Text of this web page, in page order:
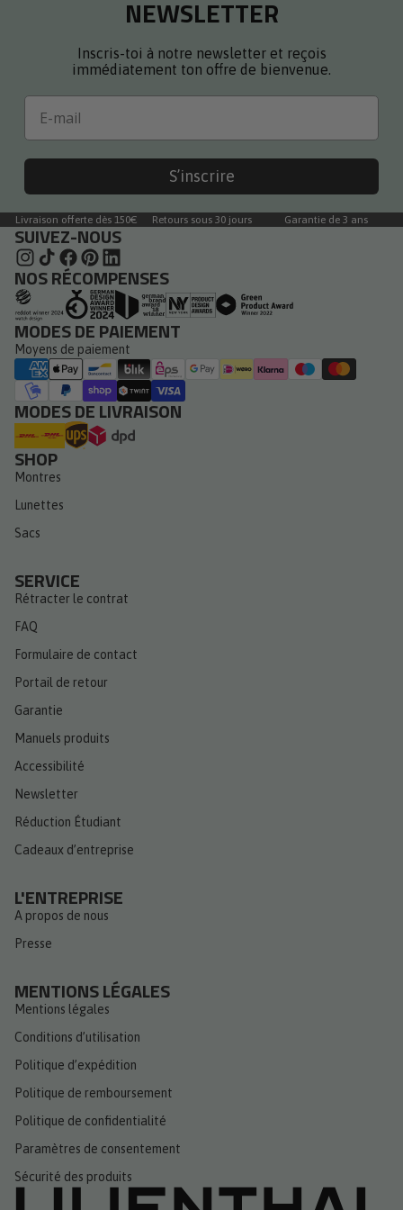
NEWSLETTER
Inscris-toi à notre newsletter et reçois
immédiatement ton offre de bienvenue.
Email
S’inscrire
Livraison offerte dès 150€ Retours sous 30 jours Garantie de 3 ans
SUIVEZ-NOUS
NOS RÉCOMPENSES
MODES DE PAIEMENT
Moyens de paiement
MODES DE LIVRAISON
SHOP
Montres
Lunettes
Sacs
SERVICE
Rétracter le contrat
FAQ
Formulaire de contact
Portail de retour
Garantie
Manuels produits
Accessibilité
Newsletter
Réduction Étudiant
Cadeaux d’entreprise
L'ENTREPRISE
A propos de nous
Presse
MENTIONS LÉGALES
Mentions légales
Conditions d’utilisation
Politique d’expédition
Politique de remboursement
Politique de confidentialité
Paramètres de consentement
Sécurité des produits